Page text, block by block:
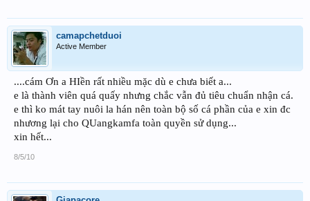
camapchetduoi
Active Member
....cám Ơn a HIền rất nhiều mặc dù e chưa biết a...
e là thành viên quá quấy nhưng chắc vẫn đủ tiêu chuẩn nhận cá.
e thì ko mát tay nuôi la hán nên toàn bộ số cá phần của e xin đc
nhương lại cho QUangkamfa toàn quyền sử dụng...
xin hết...
8/5/10